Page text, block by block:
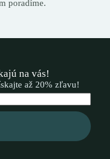
poradíme.
na vás!
až 20% zľavu!